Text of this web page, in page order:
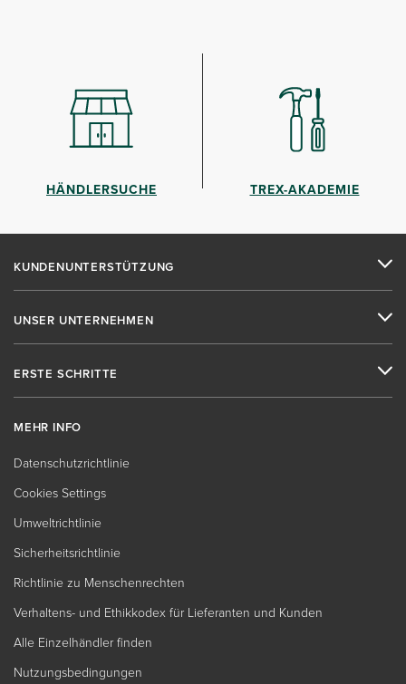
HÄNDLERSUCHE TREX-AKADEMIE
KUNDENUNTERSTÜTZUNG
UNSER UNTERNEHMEN
ERSTE SCHRITTE
MEHR INFO
Datenschutzrichtlinie
Cookies Settings
Umweltrichtlinie
Sicherheitsrichtlinie
Richtlinie zu Menschenrechten
Verhaltens- und Ethikkodex für Lieferanten und Kunden
Alle Einzelhändler finden
Nutzungsbedingungen